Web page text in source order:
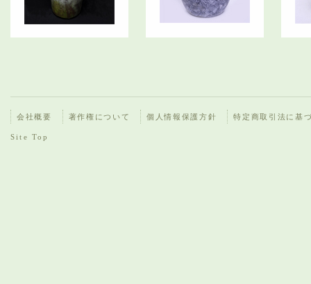
会社概要 著作権について 個人情報保護方針 特定商取引法に基
Site Top